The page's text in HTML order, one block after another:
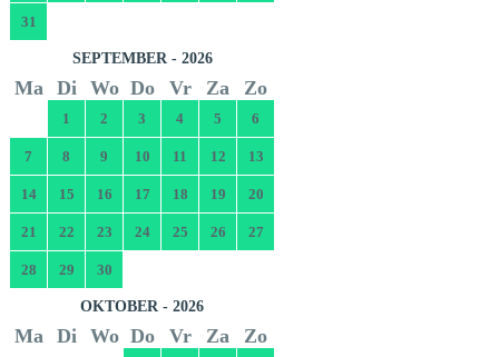
31
SEPTEMBER - 2026
Ma Di Wo Do Vr Za Zo
1 2 3 4 5 6
7 8 9 10 11 12 13
14 15 16 17 18 19 20
21 22 23 24 25 26 27
28 29 30
OKTOBER - 2026
Ma Di Wo Do Vr Za Zo